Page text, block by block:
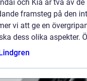
och Kia är två av
framsteg på den
vi att ge en
dess olika aspekter.